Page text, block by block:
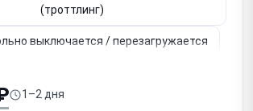
(троттлинг)
выключается / перезагружается
USB-C / Thunderbolt
1–2 дня